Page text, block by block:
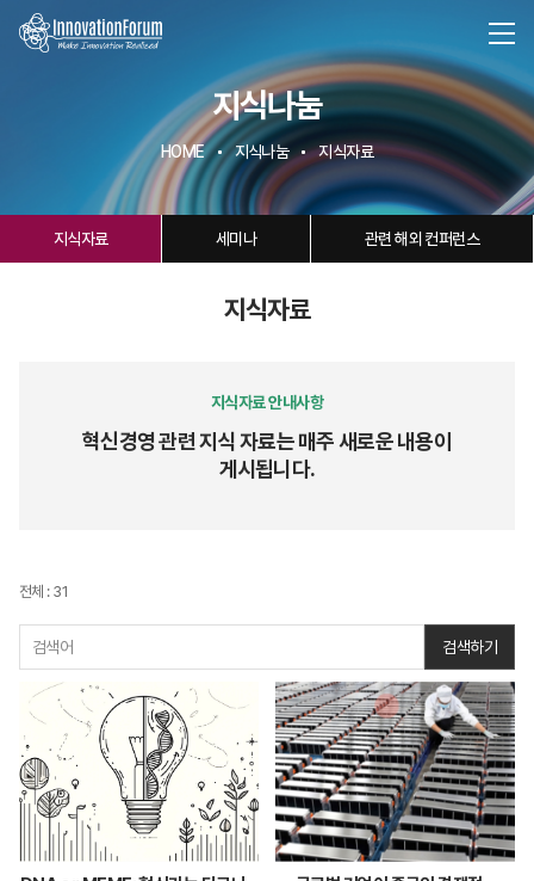
지식나눔
HOME 지식나눔 지식자료
지식자료 세미나 관련 해외 컨퍼런스
지식자료
지식자료 안내사항
혁신경영 관련 지식 자료는 매주 새로운 내용이
게시됩니다.
전체 : 31
검색하기